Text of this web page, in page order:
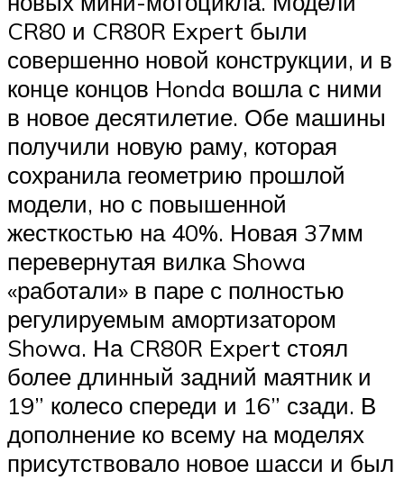
CR80 и CR80R Expert были
совершенно новой конструкции, и в
конце концов Honda вошла с ними
в новое десятилетие. Обе машины
получили новую раму, которая
сохранила геометрию прошлой
модели, но с повышенной
жесткостью на 40%. Новая 37мм
перевернутая вилка Showa
«работали» в паре с полностью
регулируемым амортизатором
Showa. На CR80R Expert стоял
более длинный задний маятник и
19” колесо спереди и 16” сзади. В
дополнение ко всему на моделях
присутствовало новое шасси и был